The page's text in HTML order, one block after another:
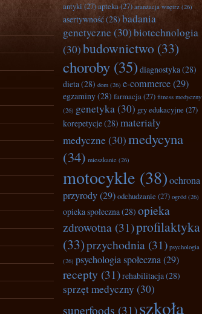
antyki(27)apteka(27) aranżacja wnętrz (26)
asertywność(28) badania
genetyczne (30)biotechnologia
(30)budownictwo (33)
choroby (35) diagnostyka(28)
dieta(28) dom (26) e-commerce(29)
egzaminy(28) farmacja(27) fitness medyczny
(26) genetyka(30) gry edukacyjne (27)
korepetycje(28) materiały
medyczne (30)medycyna
(34) mieszkanie (26)
motocykle (38)ochrona
przyrody(29)odchudzanie (27) ogród (26)
opieka społeczna(28) opieka
zdrowotna (31)profilaktyka
(33)przychodnia (31) psychologia
(26) psychologia społeczna(29)
recepty (31)rehabilitacja(28)
sprzęt medyczny (30)
superfoods (31)szkoła